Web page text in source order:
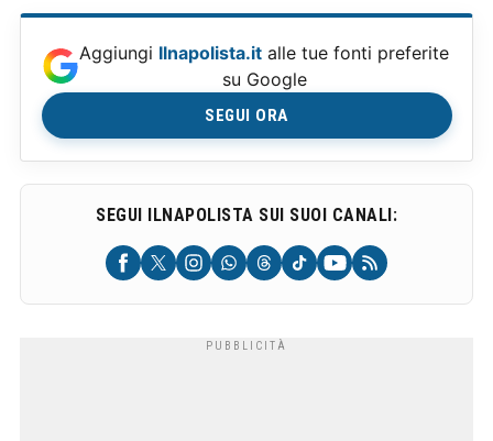
Aggiungi Ilnapolista.it alle tue fonti preferite
su Google
SEGUI ORA
SEGUI ILNAPOLISTA SUI SUOI CANALI: